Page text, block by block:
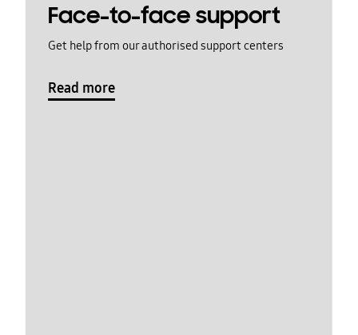
Face-to-face support
Get help from our authorised support centers
Read more